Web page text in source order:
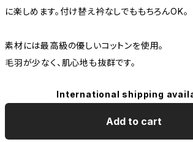
に楽しめます。付け替え衿なしでももちろんOK。
素材には最高級の優しいコットンを使用。
毛羽が少なく、肌心地も抜群です。
International shipping
Add to cart